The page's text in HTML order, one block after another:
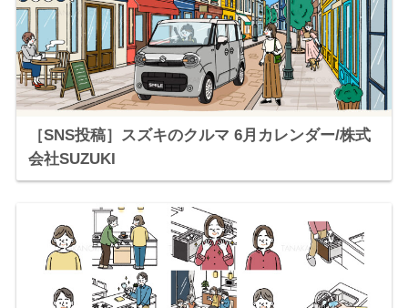
［SNS投稿］スズキのクルマ 6月カレンダー/株式
会社SUZUKI